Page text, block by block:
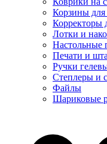
Корзины для
Корректоры
Лотки и
Настольные
Печати и
Ручки
Степлеры и
Файлы
Шариковые